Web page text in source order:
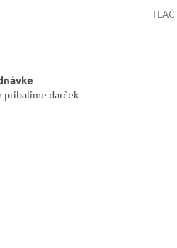
TLAČ
pribalíme darček